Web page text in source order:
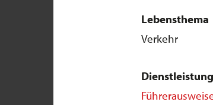
Lebensthema
Verkehr
Dienstleistung